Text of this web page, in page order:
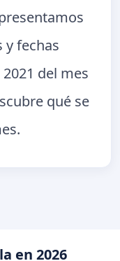
y fechas
del mes
qué se
en 2026